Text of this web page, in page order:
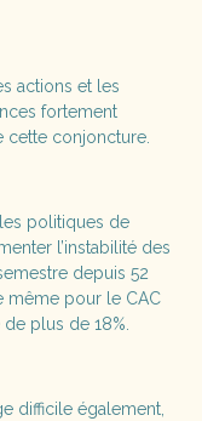
actions et les
fortement
cette conjoncture.
politiques de
l’instabilité des
depuis 52
même pour le CAC
plus de 18%.
difficile également,